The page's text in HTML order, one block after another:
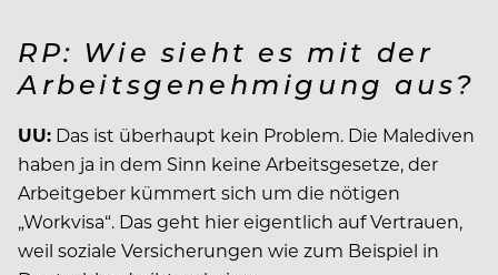
RP: Wie sieht es mit der
Arbeitsgenehmigung aus?
UU: Das ist überhaupt kein Problem. Die Malediven
haben ja in dem Sinn keine Arbeitsgesetze, der
Arbeitgeber kümmert sich um die nötigen
„Workvisa“. Das geht hier eigentlich auf Vertrauen,
weil soziale Versicherungen wie zum Beispiel in